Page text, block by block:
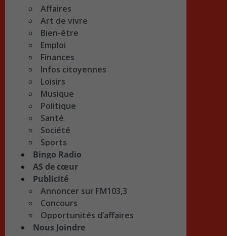
Affaires
Art de vivre
Bien-être
Emploi
Finances
Infos citoyennes
Loisirs
Musique
Politique
Santé
Société
Sports
Bingo Radio
AS de cœur
Publicité
Annoncer sur FM103,3
Concours
Opportunités d’affaires
Nous Joindre